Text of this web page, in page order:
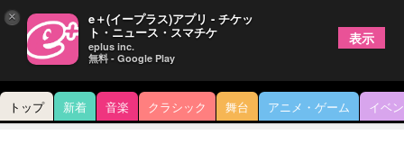
トップ 新着 音楽 クラシック 舞台 アニメ・ゲーム イベ
× e＋(イープラス)アプリ - チケッ
ト・ニュース・スマチケ
eplus inc.
無料 - Google Play
表示